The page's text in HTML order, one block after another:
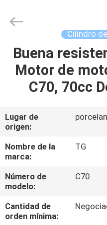
HOGAR
PRODUCTOS
SOBRE
NOSOTROS
VIAJE
DE
LA
FÁBRICA
Block.,Ltd.
Developed
Cilindro
Buena
Motor de
C70, 70cc
Lugar de
origen:
Nombre de la
marca:
TG
Número de
modelo:
C70
Cantidad de
orden mínima: